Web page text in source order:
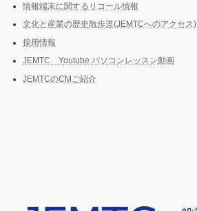
情報端末に関するリコール情報
文化と産業の歴史散歩道(JEMTCへのアクセス)
採用情報
JEMTC Youtube パソコンレッスン動画
JEMTCのCMご紹介